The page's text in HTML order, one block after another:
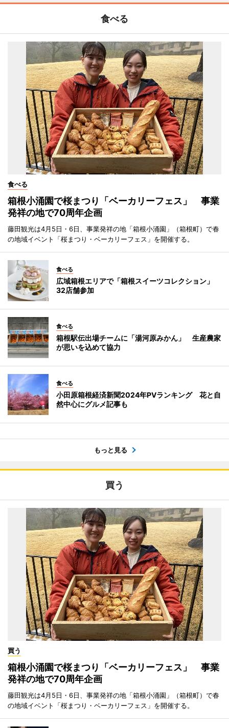
食べる
食べる
箱根小涌園で桜まつり「ベーカリーフェス」 事業
発祥の地で70周年企画
藤田観光は4月5日・6日、事業発祥の地「箱根小涌園」（箱根町）で春
の地域イベント「桜まつり・ベーカリーフェス」を開催する。
食べる
広域箱根エリアで「箱根スイーツコレクション」
32店舗参加
食べる
箱根駅伝出場チームに「湯河原みかん」 生産農家
が思いを込めて協力
食べる
小田原箱根経済新聞2024年PVランキング 花と自
然中心にグルメ記事も
もっと見る
買う
買う
箱根小涌園で桜まつり「ベーカリーフェス」 事業
発祥の地で70周年企画
藤田観光は4月5日・6日、事業発祥の地「箱根小涌園」（箱根町）で春
の地域イベント「桜まつり・ベーカリーフェス」を開催する。